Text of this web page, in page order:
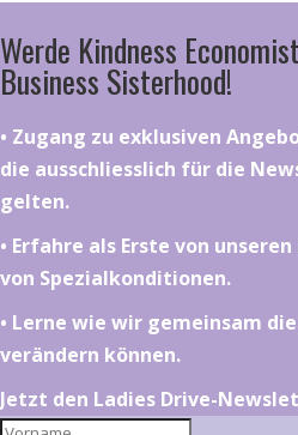
Werde Kindness
Business Sisterhood!
•⁠ ⁠⁠Zugang zu exklusiven
die ausschliesslich für die
gelten.
•⁠ ⁠⁠Erfahre als Erste von
von Spezialkonditionen.
•⁠ ⁠⁠Lerne wie wir gemeinsam
verändern können.
Jetzt den Ladies Drive-